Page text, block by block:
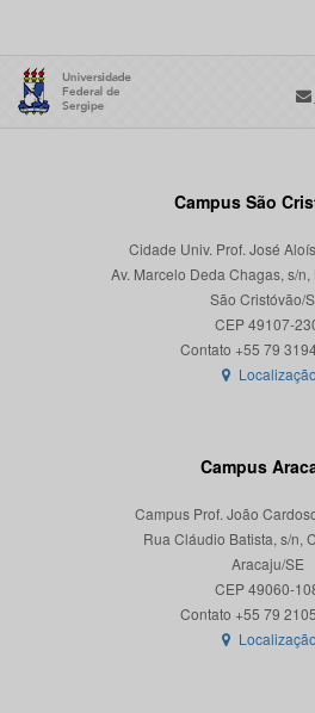
Campus São
Cidade Univ. Prof. José
Av. Marcelo Deda Chagas, s/
São Cristóvão/
CEP 49107-
Localização
Campus
Campus Prof. João
Rua Cláudio Batista, s/n,
Aracaju/SE
CEP 49060-
Localização